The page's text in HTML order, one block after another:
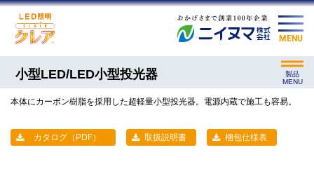
MENU
小型LED/LED小型投光器
製品
MENU
本体にカーボン樹脂を採用した超軽量小型投光器。電源内蔵で施工も容易。
カタログ（PDF） 取扱説明書 梱包仕様表